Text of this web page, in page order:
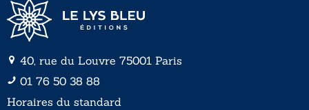
40, rue du Louvre 75001 Paris
01 76 50 38 88
Horaires du standard